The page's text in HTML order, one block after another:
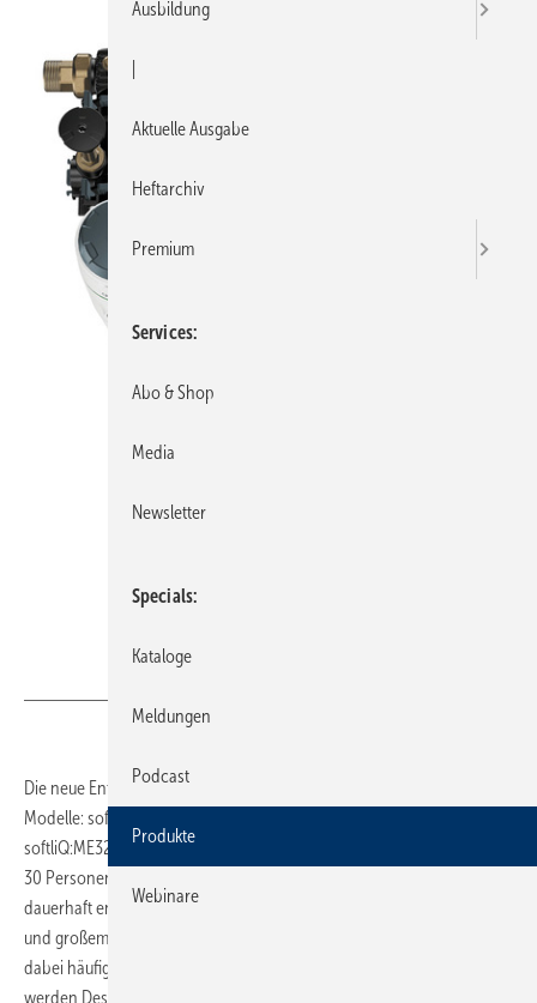
Die neue Enthärtungsanlagenreihe ME von Grünbeck umfasst drei
Modelle: ­softliQ:ME28 für die Versorgung von bis zu 15 Personen, ­
softliQ:ME32 für bis zu 20 Personen und ­softliQ:ME38, die sogar bis zu
30 Personen bedienen kann. Zwei Austauscher sorgen dabei für
dauerhaft enthärtetes Wasser auch bei hohen Spitzendurchflüssen
und großem Wasserbedarf. Der Salzvorrat liegt bei 95 kg und spart
dabei häufiges Nachfüllen. Dank der adaptiven Anlagendesinfektion
werden Desinfektionsintervalle selbstständig auf die Wasser- und
Ausbildung
Aktuelle Ausgabe
Heftarchiv
Premium
Services
Abo & Shop
Media
Newsletter
Specials
Kataloge
Meldungen
Podcast
Produkte
Webinare